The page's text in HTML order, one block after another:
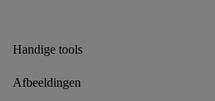
Handige tools
Afbeeldingen